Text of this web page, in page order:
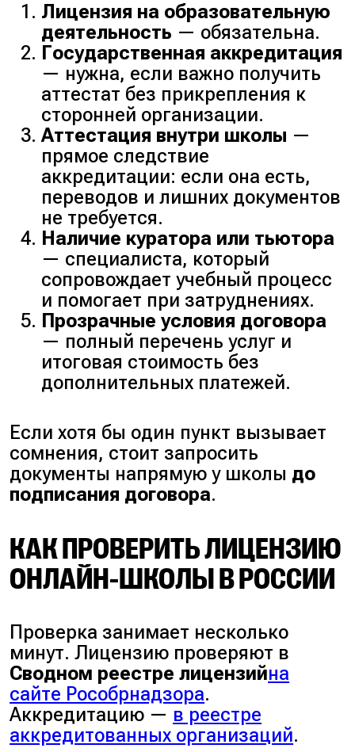
Лицензия на образовательную
деятельность — обязательна.
Государственная аккредитация
— нужна, если важно получить
аттестат без прикрепления к
сторонней организации.
Аттестация внутри школы —
прямое следствие
аккредитации: если она есть,
переводов и лишних документов
не требуется.
Наличие куратора или тьютора
— специалиста, который
сопровождает учебный процесс
и помогает при затруднениях.
Прозрачные условия договора
— полный перечень услуг и
итоговая стоимость без
дополнительных платежей.
Если хотя бы один пункт вызывает
сомнения, стоит запросить
документы напрямую у школы до
подписания договора.
КАК ПРОВЕРИТЬ ЛИЦЕНЗИЮ
ОНЛАЙН-ШКОЛЫ В РОССИИ
Проверка занимает несколько
минут. Лицензию проверяют в
Сводном реестре лицензийна
сайте Рособрнадзора.
Аккредитацию — в реестре
аккредитованных организаций.